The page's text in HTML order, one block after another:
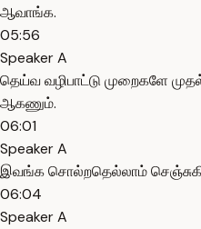
ஆவாங்க.
05:56
Speaker A
தெய்வ வழிபாட்டு முறைகளே
ஆகணும்.
06:01
Speaker A
இவங்க சொல்றதெல்லாம்
06:04
Speaker A